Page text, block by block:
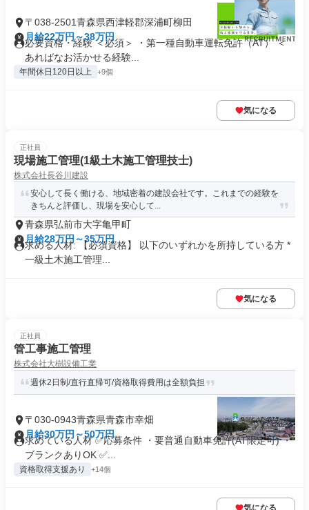
〒038-2501青森県西津軽郡深浦町柳田
月給22万円～38万円
必要資格・経験 ＜必須＞ ・第一種自動車運転免許（AT） ＜
あればなお活かせる経験...
年間休日120日以上 +9個
気になる
正社員
現場施工管理(1級土木施工管理技士)
株式会社長谷川建設
安心して長く働ける、地域密着の建設会社です。これまでの経験を
きちんと評価し、現場を安心して...
青森県弘前市大字亀甲町
月給28万円～35万円
求める人材: 【必須資格】 以下のいずれかを所持している方 *
一級土木施工管理...
気になる
正社員
管工事施工管理
株式会社大樹設備工業
週休2日制/直行直帰可/資格取得費用は全額負担
〒030-0943青森県青森市幸畑
月給30万円～50万円
求めている人材 ✅応募条件 ・要普通自動車免許(AT限定可) ・
ブランクありOK ✅...
資格取得支援あり +14個
気になる